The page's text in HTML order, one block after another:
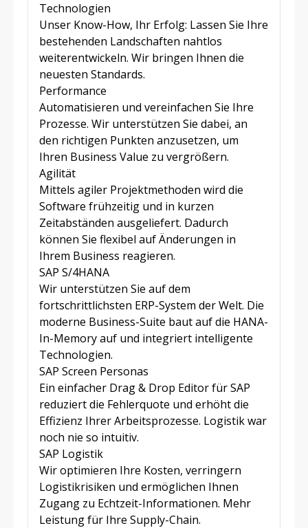
Technologien
Unser Know-How, Ihr Erfolg: Lassen Sie Ihre
bestehenden Landschaften nahtlos
weiterentwickeln. Wir bringen Ihnen die
neuesten Standards.
Performance
Automatisieren und vereinfachen Sie Ihre
Prozesse. Wir unterstützen Sie dabei, an
den richtigen Punkten anzusetzen, um
Ihren Business Value zu vergrößern.
Agilität
Mittels agiler Projektmethoden wird die
Software frühzeitig und in kurzen
Zeitabständen ausgeliefert. Dadurch
können Sie flexibel auf Änderungen in
Ihrem Business reagieren.
SAP S/4HANA
Wir unterstützen Sie auf dem
fortschrittlichsten ERP-System der Welt. Die
moderne Business-Suite baut auf die HANA-
In-Memory auf und integriert intelligente
Technologien.
SAP Screen Personas
Ein einfacher Drag & Drop Editor für SAP
reduziert die Fehlerquote und erhöht die
Effizienz Ihrer Arbeitsprozesse. Logistik war
noch nie so intuitiv.
SAP Logistik
Wir optimieren Ihre Kosten, verringern
Logistikrisiken und ermöglichen Ihnen
Zugang zu Echtzeit-Informationen. Mehr
Leistung für Ihre Supply-Chain.